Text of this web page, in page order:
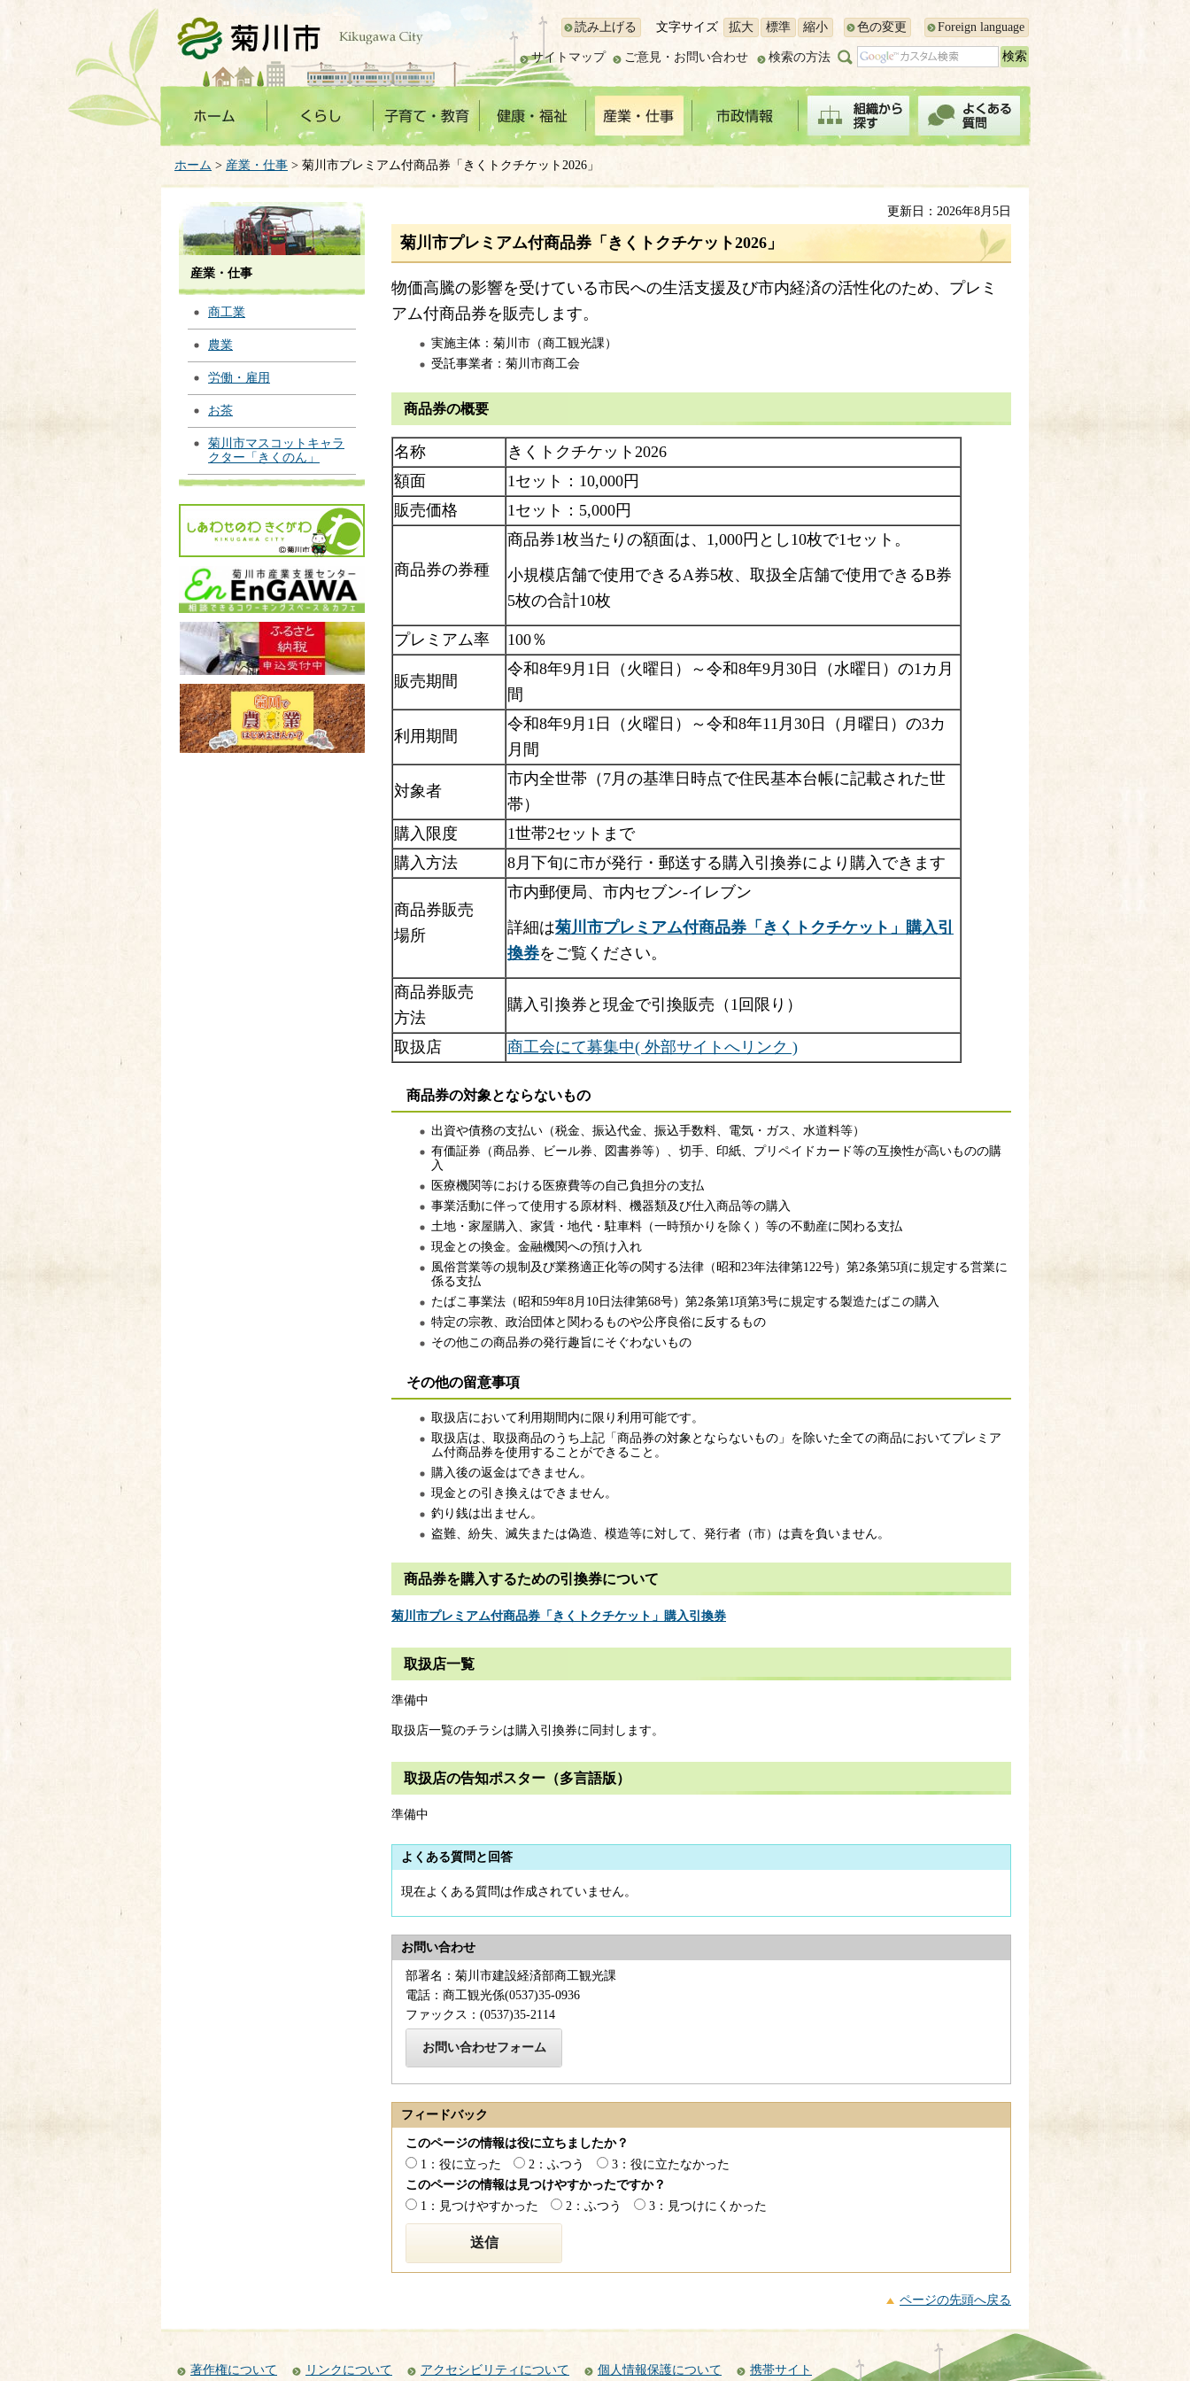
菊川市 読み上げる 文字サイズ 拡大 標準 縮小 色の変更 Foreign language
サイトマップ ご意見・お問い合わせ 検索の方法
ホーム > 産業・仕事 > 菊川市プレミアム付商品券「きくトクチケット2026」
産業・仕事
商工業
農業
労働・雇用
お茶
菊川市マスコットキャラ
クター「きくのん」
更新日：2026年8月5日
菊川市プレミアム付商品券「きくトクチケット2026」
物価高騰の影響を受けている市民への生活支援及び市内経済の活性化のため、プレミ
アム付商品券を販売します。
実施主体：菊川市（商工観光課）
受託事業者：菊川市商工会
商品券の概要
名称
きくトクチケット2026
額面
1セット：10,000円
販売価格
1セット：5,000円
商品券の券種
商品券1枚当たりの額面は、1,000円とし10枚で1セット。
小規模店舗で使用できるA券5枚、取扱全店舗で使用できるB券
5枚の合計10枚
プレミアム率 100％
販売期間
令和8年9月1日（火曜日）～令和8年9月30日（水曜日）の1カ月
間
利用期間
令和8年9月1日（火曜日）～令和8年11月30日（月曜日）の3カ
月間
対象者
市内全世帯（7月の基準日時点で住民基本台帳に記載された世
帯）
購入限度
1世帯2セットまで
購入方法
8月下旬に市が発行・郵送する購入引換券により購入できます
商品券販売
場所
市内郵便局、市内セブン-イレブン
詳細は菊川市プレミアム付商品券「きくトクチケット」購入引
換券をご覧ください。
商品券販売
方法
購入引換券と現金で引換販売（1回限り）
取扱店 商工会にて募集中( 外部サイトへリンク )
商品券の対象とならないもの
出資や債務の支払い（税金、振込代金、振込手数料、電気・ガス、水道料等）
有価証券（商品券、ビール券、図書券等）、切手、印紙、プリペイドカード等の互換性が高いものの購
入
医療機関等における医療費等の自己負担分の支払
事業活動に伴って使用する原材料、機器類及び仕入商品等の購入
土地・家屋購入、家賃・地代・駐車料（一時預かりを除く）等の不動産に関わる支払
現金との換金。金融機関への預け入れ
風俗営業等の規制及び業務適正化等の関する法律（昭和23年法律第122号）第2条第5項に規定する営業に
係る支払
たばこ事業法（昭和59年8月10日法律第68号）第2条第1項第3号に規定する製造たばこの購入
特定の宗教、政治団体と関わるものや公序良俗に反するもの
その他この商品券の発行趣旨にそぐわないもの
その他の留意事項
取扱店において利用期間内に限り利用可能です。
取扱店は、取扱商品のうち上記「商品券の対象とならないもの」を除いた全ての商品においてプレミア
ム付商品券を使用することができること。
購入後の返金はできません。
現金との引き換えはできません。
釣り銭は出ません。
盗難、紛失、滅失または偽造、模造等に対して、発行者（市）は責を負いません。
商品券を購入するための引換券について
菊川市プレミアム付商品券「きくトクチケット」購入引換券
取扱店一覧
準備中
取扱店一覧のチラシは購入引換券に同封します。
取扱店の告知ポスター（多言語版）
準備中
よくある質問と回答
現在よくある質問は作成されていません。
お問い合わせ
部署名：菊川市建設経済部商工観光課
電話：商工観光係(0537)35-0936
ファックス：(0537)35-2114
フィードバック
このページの情報は役に立ちましたか？
1：役に立った
2：ふつう
3：役に立たなかった
このページの情報は見つけやすかったですか？
1：見つけやすかった
2：ふつう 3：見つけにくかった
ページの先頭へ戻る
著作権について リンクについて アクセシビリティについて 個人情報保護について 携帯サイト